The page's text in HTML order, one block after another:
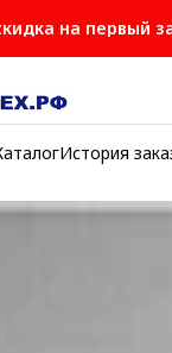
на первый
История